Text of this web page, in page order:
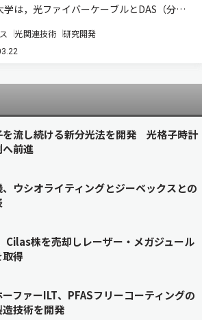
学は，光ファイバーケーブルとDAS（分散
タリングが行なえることを初めて示した
ースリリース）。 光ファイバーケーブルの
光関連技術 研究開発
を流し続ける新分光法を開発 光格子時計
へ前進
、ウシオライティングとジーベックスとの
株を売却しレーザー・メガジュール
得
ファーILT、PFASフリーコーティングの
造技術を開発